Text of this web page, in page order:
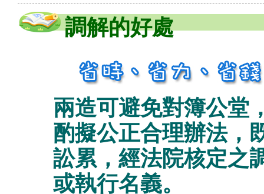
調解的好處
兩造可避免對簿公堂
酌擬公正合理辦法，
訟累，經法院核定之
或執行名義。